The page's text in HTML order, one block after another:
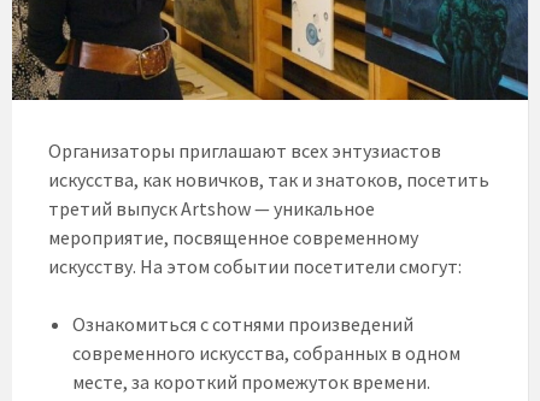
Организаторы приглашают всех энтузиастов
искусства, как новичков, так и знатоков, посетить
третий выпуск Artshow — уникальное
мероприятие, посвященное современному
искусству. На этом событии посетители смогут:
Ознакомиться с сотнями произведений
современного искусства, собранных в одном
месте, за короткий промежуток времени.